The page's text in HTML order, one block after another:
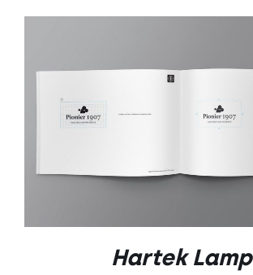
DODAJ DO KOSZYKA
/
Hartek Lamp